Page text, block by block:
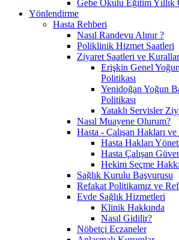
Gebe Okulu Eğitim Yıllık
Yönlendirme
Hasta Rehberi
Nasıl Randevu Alınır ?
Poliklinik Hizmet Saatleri
Ziyaret Saatleri ve
Erişkin Genel
Politikası
Yenidoğan Yoğun
Politikası
Yataklı Servisler
Nasıl Muayene Olurum?
Hasta - Çalışan Hakları
Hasta Hakları
Hasta Çalışan
Hekim Seçme Hakkı
Sağlık Kurulu Başvurusu
Refakat Politikamız ve
Evde Sağlık Hizmetleri
Klinik Hakkında
Nasıl Gidilir?
Nöbetçi Eczaneler